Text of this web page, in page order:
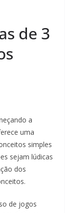
de 3
a
uma
simples
sejam lúdicas
dos
de jogos